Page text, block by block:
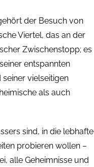
der Besuch von
Viertel, das an der
Zwischenstopp; es
entspannten
vielseitigen
als auch
sind, in die lebhafte
probieren wollen –
alle Geheimnisse und